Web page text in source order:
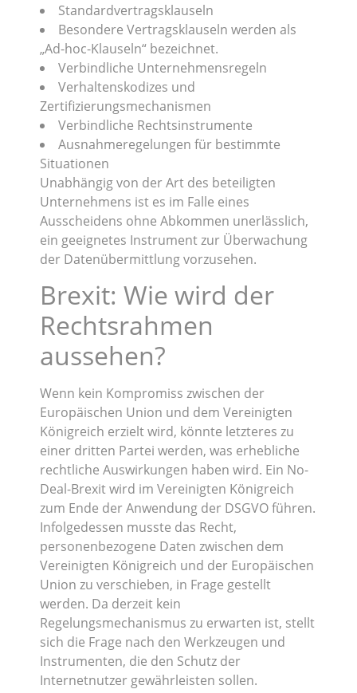
Standardvertragsklauseln
Besondere Vertragsklauseln werden als
„Ad-hoc-Klauseln“ bezeichnet.
Verbindliche Unternehmensregeln
Verhaltenskodizes und
Zertifizierungsmechanismen
Verbindliche Rechtsinstrumente
Ausnahmeregelungen für bestimmte
Situationen
Unabhängig von der Art des beteiligten
Unternehmens ist es im Falle eines
Ausscheidens ohne Abkommen unerlässlich,
ein geeignetes Instrument zur Überwachung
der Datenübermittlung vorzusehen.
Brexit: Wie wird der
Rechtsrahmen
aussehen?
Wenn kein Kompromiss zwischen der
Europäischen Union und dem Vereinigten
Königreich erzielt wird, könnte letzteres zu
einer dritten Partei werden, was erhebliche
rechtliche Auswirkungen haben wird. Ein No-
Deal-Brexit wird im Vereinigten Königreich
zum Ende der Anwendung der DSGVO führen.
Infolgedessen musste das Recht,
personenbezogene Daten zwischen dem
Vereinigten Königreich und der Europäischen
Union zu verschieben, in Frage gestellt
werden. Da derzeit kein
Regelungsmechanismus zu erwarten ist, stellt
sich die Frage nach den Werkzeugen und
Instrumenten, die den Schutz der
Internetnutzer gewährleisten sollen.